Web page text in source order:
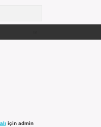
için admin